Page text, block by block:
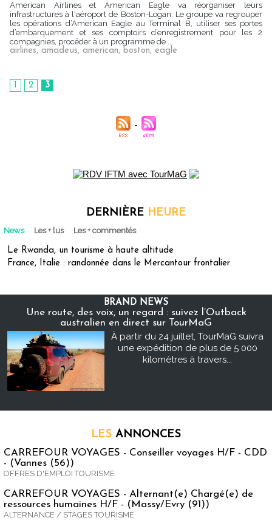
American Airlines et American Eagle va réorganiser leurs
infrastructures à l'aéroport de Boston-Logan. Le groupe va regrouper
les opérations d’American Eagle au Terminal B, utiliser ses portes
d’embarquement et ses comptoirs d’enregistrement pour les 2
compagnies, procéder à un programme de ...
airlines, amadeus, american, boston, eagle
1 2 3
DERNIÈRE HEURE
News Les + lus Les + commentés
Le Rwanda, un tourisme à haute altitude
France, Italie : randonnée dans le Mercantour frontalier
BRAND NEWS
Une route, des voix, un regard : suivez l’Outback
australien en direct sur TourMaG
À partir du 24 juillet, TourMaG suivra
une expédition de plus de 5 000
kilomètres à travers...
LES ANNONCES
CARREFOUR VOYAGES - Conseiller voyages H/F - CDD
- (Vannes (56))
OFFRES D'EMPLOI TOURISME
CARREFOUR VOYAGES - Alternant(e) Chargé(e) de
ressources humaines H/F - (Massy/Evry (91))
ALTERNANCE / STAGES TOURISME